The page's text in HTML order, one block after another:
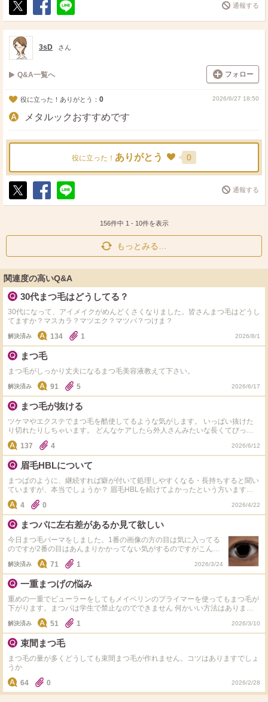
ポ
ス
ト
シ
ェ
送
る
通報する
3sD さん
Q&A一覧へ フォロー
役に立った！ありがとう： 0 2026/6/27 18:50
メタルックおすすめです
役に立った！ ありがとう 0
ポ
シ
送
通報する
156件中 1 - 10件を表示
もっとみる…
関連度の高いQ&A
30代まつ毛はどうしてる？
30代になって、アイメイクがめんどくさくなりました。皆さんまつ毛はどうし
てますか？マスカラ？マツエク？マツパ？つけま？
解決済み 134 1 2026/8/1
まつ毛
まつ毛がしっかり丈夫になるまつ毛美容液教えて下さい。
解決済み 91 5 2026/6/17
まつ毛が抜ける
ツケマやエクステでまつ毛を酷使してるような気がします。 いっぱい抜けた
り切れたりしちゃいます。 どんなケアしたら外人さんみたいな長くてびっし
り生えたまつ毛になれますかぁ？
137 4 2026/6/12
眉毛HBLについて
まつぱのように、継続すれば癖が付いて処理しやすくなる・長持ちすると聞い
ていますが、本当でしょうか？ 眉毛HBLを続けてよかったという方います
か？継続している方はどのくらいの頻度で通っていますか？
4 0 2026/4/22
まつパに左右差があるか見て欲しい
今日まつ毛パーマをしました。1番の画像の方の目は気に入ってる
のですが2番の目はあんまりかかってない気がするのですがこんな
もんなんでしょうか？私が細すぎるだけですかね。1週間以内なら
やり直しをしていただけるようなのですが私が過敏すぎるだけでそ
こまで左右差がないのであればお店に申し訳なさすぎるので見て頂
きたいです。因みに下まつげはテープのせいでこうなってるだけで
かけてはないです。
解決済み 71 1 2026/3/24
一重まつげの悩み
重めの一重でビューラーをしてもメイベリンのプライマーを使ってもまつ毛が
下がります。まつパは学生で禁止なのでできません 何かいい方法はありませ
解決済み 51 1 2026/3/10
束間まつ毛
まつ毛の量が多くどうしても束間まつ毛が作れません。コツはありますでしょ
うか
64
0 2026/2/28